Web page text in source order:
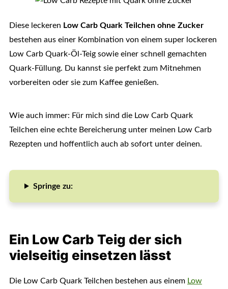
Diese leckeren Low Carb Quark Teilchen ohne Zucker
bestehen aus einer Kombination von einem super lockeren
Low Carb Quark-Öl-Teig sowie einer schnell gemachten
Quark-Füllung. Du kannst sie perfekt zum Mitnehmen
vorbereiten oder sie zum Kaffee genießen.
Wie auch immer: Für mich sind die Low Carb Quark
Teilchen eine echte Bereicherung unter meinen Low Carb
Rezepten und hoffentlich auch ab sofort unter deinen.
Springe zu:
Ein Low Carb Teig der sich
vielseitig einsetzen lässt
Die Low Carb Quark Teilchen bestehen aus einem Low